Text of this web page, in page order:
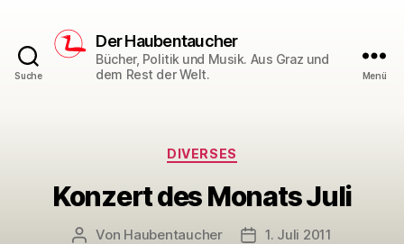
Suche
Der Haubentaucher
Bücher, Politik und Musik. Aus Graz und
dem Rest der Welt.
Menü
Kategorien
DIVERSES
Konzert des Monats Juli
Beitragsautor
Von Haubentaucher Veröffentlichungsdatum
1. Juli 2011